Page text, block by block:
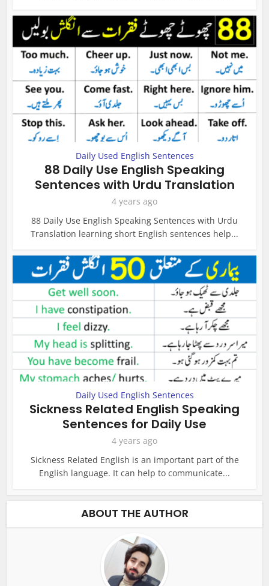
Daily Used English Sentences
88 Daily Use English Speaking
Sentences with Urdu Translation
4 years ago
88 Daily Use English Speaking Sentences with Urdu
Translation learning short English sentences help...
Daily Used English Sentences
Sickness Related English Speaking
Sentences for Daily Use
4 years ago
Sickness Related English is an important part of the
English language. It can help to communicate...
ABOUT THE AUTHOR